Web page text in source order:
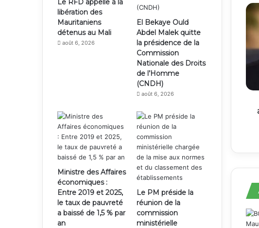
Le RFD appelle à la
libération des
Mauritaniens
détenus au Mali
août 6, 2026
El Bekaye Ould
Abdel Malek quitte
la présidence de la
Commission
Nationale des Droits
de l’Homme
(CNDH)
août 6, 2026
Ministre des Affaires
économiques :
Entre 2019 et 2025,
le taux de pauvreté
a baissé de 1,5 % par
an
Le PM préside la
réunion de la
commission
ministérielle